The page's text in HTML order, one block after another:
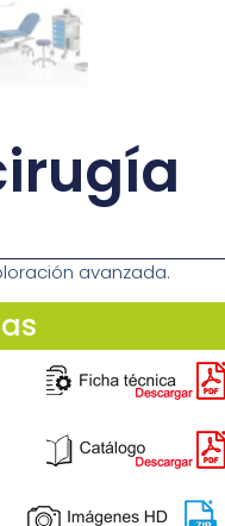
avanzada.